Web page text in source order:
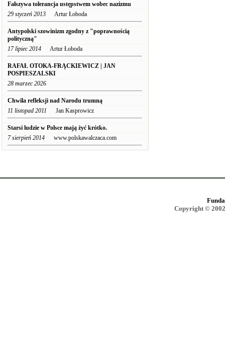
Fałszywa tolerancja ustępstwem wobec nazizmu
29 styczeń 2013 Artur Łoboda
Antypolski szowinizm zgodny z "poprawnością
polityczną"
17 lipiec 2014 Artur Łoboda
RAFAŁ OTOKA-FRĄCKIEWICZ | JAN
POSPIESZALSKI
28 marzec 2026
Chwila refleksji nad Narodu trumną
11 listopad 2011 Jan Kasprowicz
Starsi ludzie w Polsce mają żyć krótko.
7 sierpień 2014 www.polskawalczaca.com
Copyright ©